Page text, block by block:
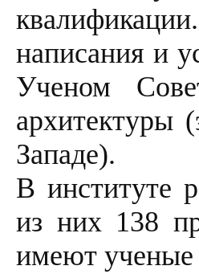
написания и
Ученом
архитектуры
Западе).
В институте
из них 138
имеют ученые